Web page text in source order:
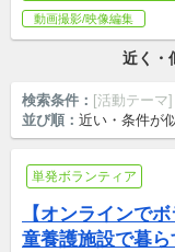
動画撮影/映像編集
近く・
検索条件： [活動テーマ]
並び順： 近い・条件が
単発ボランティア
【オンラインで
童養護施設で暮